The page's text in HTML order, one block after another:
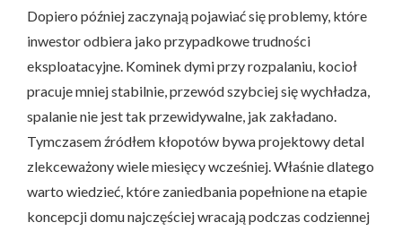
Dopiero później zaczynają pojawiać się problemy, które
inwestor odbiera jako przypadkowe trudności
eksploatacyjne. Kominek dymi przy rozpalaniu, kocioł
pracuje mniej stabilnie, przewód szybciej się wychładza,
spalanie nie jest tak przewidywalne, jak zakładano.
Tymczasem źródłem kłopotów bywa projektowy detal
zlekceważony wiele miesięcy wcześniej. Właśnie dlatego
warto wiedzieć, które zaniedbania popełnione na etapie
koncepcji domu najczęściej wracają podczas codziennej